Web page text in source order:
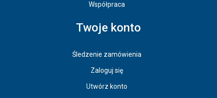
Współpraca
Twoje konto
Śledzenie zamówienia
Zaloguj się
Utwórz konto